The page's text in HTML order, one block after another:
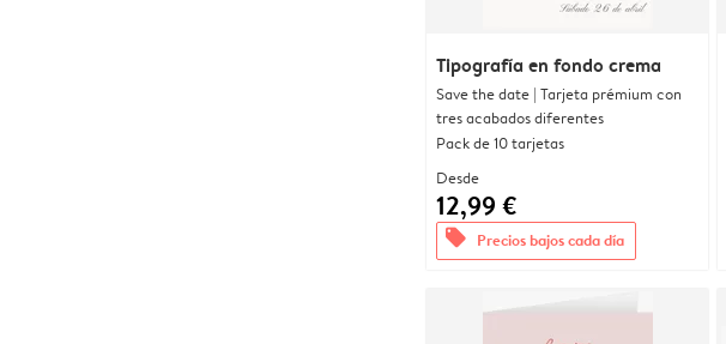
Tipografía en fondo crema
Save the date | Tarjeta prémium con
tres acabados diferentes
Pack de 10 tarjetas
Desde
12,99 €
offers Precios bajos cada día